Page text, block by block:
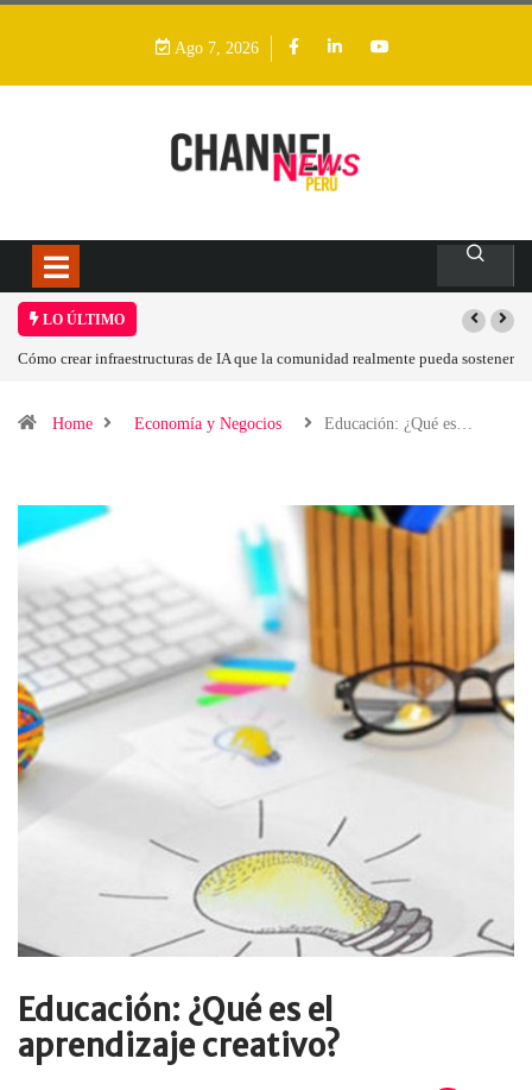
Ago 7, 2026
LO ÚLTIMO
infraestructuras de IA que la comunidad realmente pueda sostenerLas tarjetas
Home Economía y Negocios Educación: ¿Qué es…
Educación: ¿Qué es el
aprendizaje creativo?